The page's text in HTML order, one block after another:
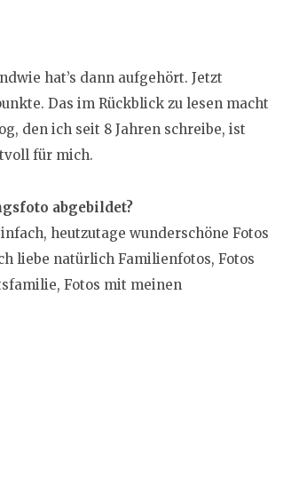
hat’s dann aufgehört. Jetzt
Das im Rückblick zu lesen macht
den ich seit 8 Jahren schreibe, ist
für mich.
abgebildet?
heutzutage wunderschöne Fotos
liebe natürlich Familienfotos, Fotos
Fotos mit meinen